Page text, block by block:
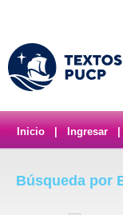
Inicio Ingresar
Búsqueda por